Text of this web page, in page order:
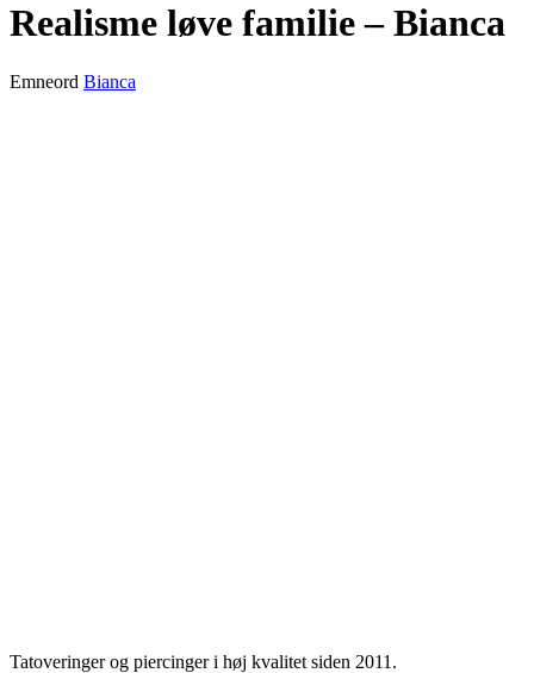
Realisme løve familie – Bianca
Emneord Bianca
Tatoveringer og piercinger i høj kvalitet siden 2011.